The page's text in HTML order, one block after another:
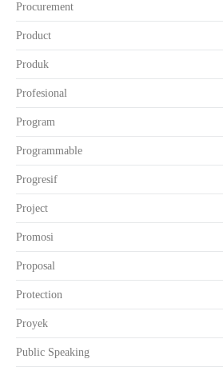
Procurement
Product
Produk
Profesional
Program
Programmable
Progresif
Project
Promosi
Proposal
Protection
Proyek
Public Speaking